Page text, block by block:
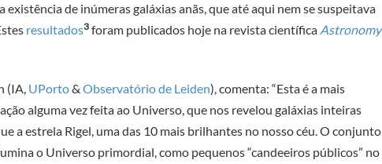
existência de inúmeras galáxias anãs, que até aqui nem se suspeitava
resultados3 foram publicados hoje na revista científica Astronomy
(IA, UPorto& Observatório de Leiden), comenta: “Esta é a mais
alguma vez feita ao Universo, que nos revelou galáxias inteiras
a estrela Rigel, uma das 10 mais brilhantes no nosso céu. O conjunto
o Universo primordial, como pequenos “candeeiros públicos” no